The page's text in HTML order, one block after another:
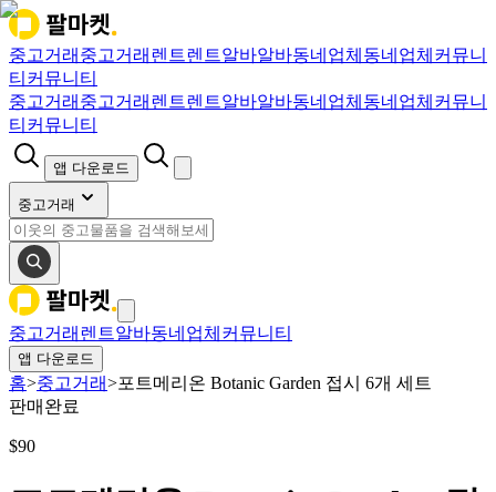
중고거래 중고거래 렌트렌트알바알바동네업체 동네업체 커뮤니
티 커뮤니티
중고거래 중고거래 렌트렌트알바알바동네업체 동네업체 커뮤니
티 커뮤니티
앱 다운로드
중고거래
중고거래 렌트알바동네업체 커뮤니티
앱 다운로드
홈>중고거래>포트메리온 Botanic Garden 접시 6개 세트
판매완료
$90